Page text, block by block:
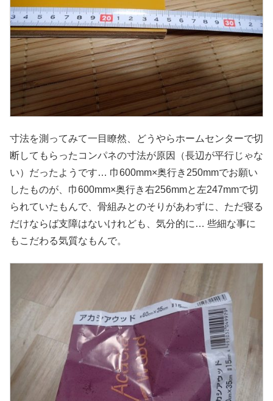
寸法を測ってみて一目瞭然、どうやらホームセンターで切
断してもらったコンパネの寸法が原因（長辺が平行じゃな
い）だったようです… 巾600mm×奥行き250mmでお願い
したものが、巾600mm×奥行き右256mmと左247mmで切
られていたもんで、骨組みとのそりがあわずに、ただ寝る
だけならば支障はないけれども、気分的に… 些細な事に
もこだわる気質なもんで。